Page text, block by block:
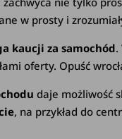
w prosty i
kaucji za samochód.
oferty. Opuść
daje możliwość
, na przykład do